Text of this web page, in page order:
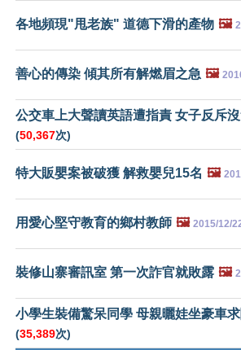
各地頻現"甩老族" 道德下滑的產物 🖼️
善心的傳染 傾其所有解燃眉之急 🖼️
公交車上大聲讀英語遭指責 女子反斥
(50,367次)
特大販嬰案被破獲 解救嬰兒15名 🖼️
用愛心堅守教育的鄉村教師 🖼️ 2015/12/
裝修山寨審訊室 第一次詐官就敗露 🖼️
小學生裝備驚呆同學 母親曬娃坐豪車
(35,389次)